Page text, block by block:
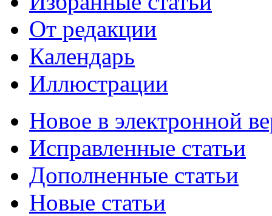
От редакции
Календарь
Иллюстрации
Новое в электронной
Исправленные статьи
Дополненные статьи
Новые статьи